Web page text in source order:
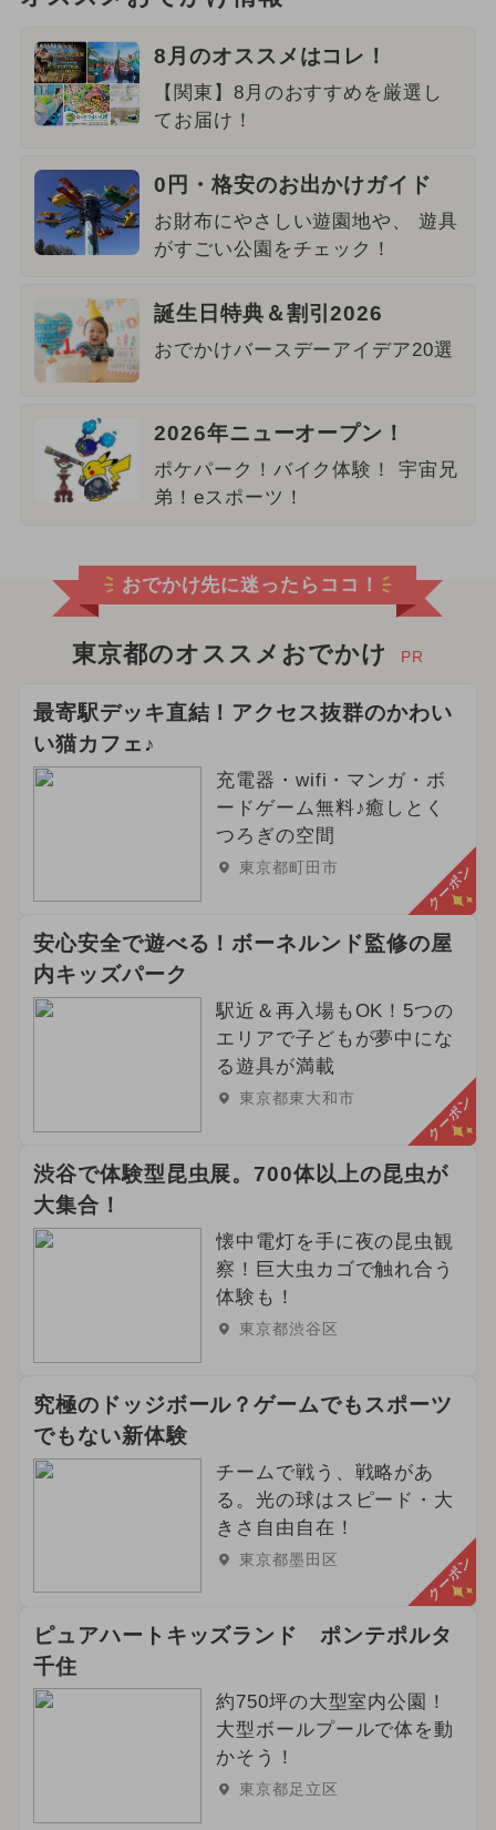
8月のオススメはコレ！
【関東】8月のおすすめを厳選し
てお届け！
0円・格安のお出かけガイド
お財布にやさしい遊園地や、 遊具
がすごい公園をチェック！
誕生日特典＆割引2026
おでかけバースデーアイデア20選
2026年ニューオープン！
ポケパーク！バイク体験！ 宇宙兄
弟！eスポーツ！
おでかけ先に迷ったらココ！
東京都のオススメおでかけ PR
最寄駅デッキ直結！アクセス抜群のかわい
い猫カフェ♪
充電器・wifi・マンガ・ボ
ードゲーム無料♪癒しとく
つろぎの空間
東京都町田市 クーポン
安心安全で遊べる！ボーネルンド監修の屋
内キッズパーク
駅近＆再入場もOK！5つの
エリアで子どもが夢中にな
る遊具が満載
東京都東大和市 クーポン
渋谷で体験型昆虫展。700体以上の昆虫が
大集合！
懐中電灯を手に夜の昆虫観
察！巨大虫カゴで触れ合う
体験も！
東京都渋谷区
究極のドッジボール？ゲームでもスポーツ
でもない新体験
チームで戦う、戦略があ
る。光の球はスピード・大
きさ自由自在！
東京都墨田区 クーポン
ピュアハートキッズランド ポンテポルタ
千住
約750坪の大型室内公園！
大型ボールプールで体を動
かそう！
東京都足立区